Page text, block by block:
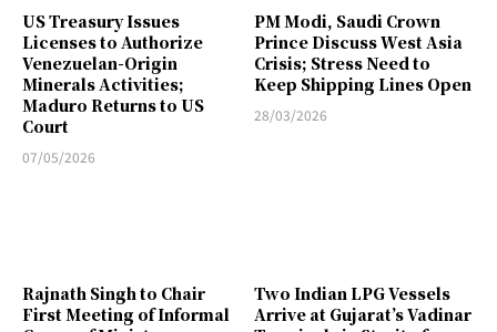
US Treasury Issues
Licenses to Authorize
Venezuelan-Origin
Minerals Activities;
Maduro Returns to US
Court
07/05/2026
PM Modi, Saudi Crown
Prince Discuss West Asia
Crisis; Stress Need to
Keep Shipping Lines Open
28/03/2026
Rajnath Singh to Chair
First Meeting of Informal
Two Indian LPG Vessels
Arrive at Gujarat’s Vadinar